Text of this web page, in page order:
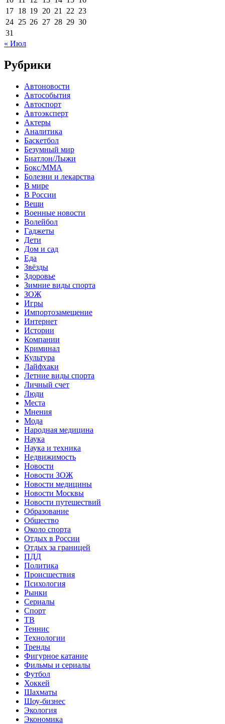
17 18 19 20 21 22 23
24 25 26 27 28 29 30
31
« Июл
Рубрики
Автоновости
Автособытия
Автоспорт
Автоэксперт
Актеры
Аналитика
Баскетбол
Безумный мир
Биатлон/Лыжи
Бокс/MMA
Болезни и лекарства
В мире
В России
Вещи
Военные новости
Волейбол
Гаджеты
Дети
Дом и сад
Еда
Звёзды
Здоровье
Зимние виды спорта
ЗОЖ
Игры
Импортозамещение
Интернет
Истории
Компании
Криминал
Культура
Лайфхаки
Летние виды спорта
Личный счет
Люди
Места
Мнения
Мода
Народная медицина
Наука
Наука и техника
Недвижимость
Новости
Новости ЗОЖ
Новости медицины
Новости Москвы
Новости путешествий
Образование
Общество
Около спорта
Отдых в России
Отдых за границей
ПДД
Политика
Происшествия
Психология
Рынки
Сериалы
Спорт
ТВ
Теннис
Технологии
Тренды
Фигурное катание
Фильмы и сериалы
Футбол
Хоккей
Шахматы
Шоу-бизнес
Экология
Экономика